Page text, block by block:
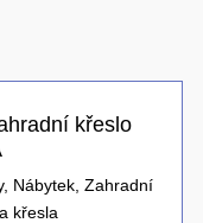
křeslo
, Nábytek, Zahradní
křesla